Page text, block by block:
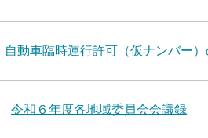
自動車臨時運行許可（仮ナンバー
令和６年度各地域委員会会議録